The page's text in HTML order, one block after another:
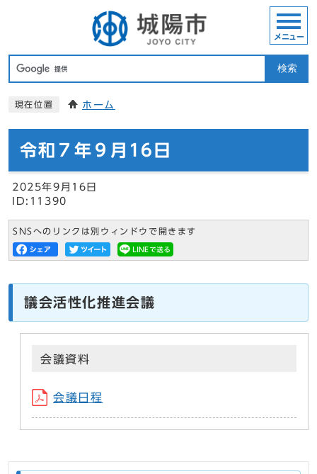
検索
メニュー
現在位置 ホーム
令和７年９月16日
2025年9月16日
ID:11390
SNSへのリンクは別ウィンドウで開きます
議会活性化推進会議
会議資料
会議日程